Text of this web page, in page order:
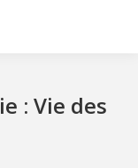
: Vie des